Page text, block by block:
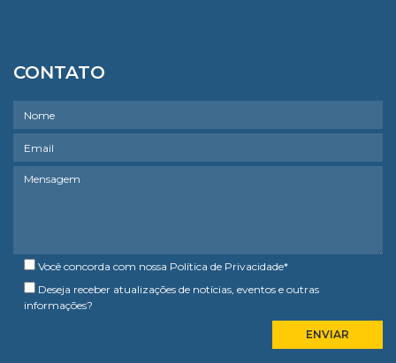
CONTATO
Você concorda com nossa Política de Privacidade*
Deseja receber atualizações de notícias, eventos e outras
informações?